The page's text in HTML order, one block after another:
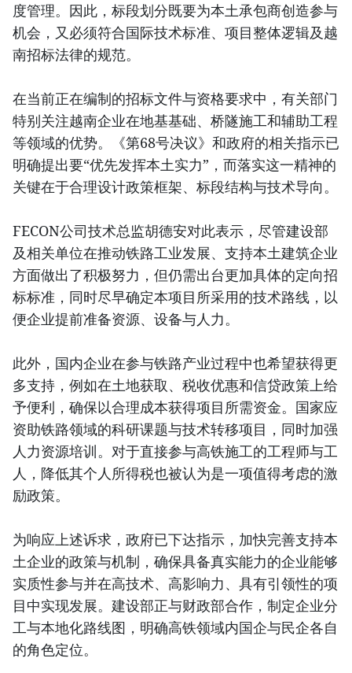
度管理。因此，标段划分既要为本土承包商创造参与
机会，又必须符合国际技术标准、项目整体逻辑及越
南招标法律的规范。
在当前正在编制的招标文件与资格要求中，有关部门
特别关注越南企业在地基基础、桥隧施工和辅助工程
等领域的优势。《第68号决议》和政府的相关指示已
明确提出要“优先发挥本土实力”，而落实这一精神的
关键在于合理设计政策框架、标段结构与技术导向。
FECON公司技术总监胡德安对此表示，尽管建设部
及相关单位在推动铁路工业发展、支持本土建筑企业
方面做出了积极努力，但仍需出台更加具体的定向招
标标准，同时尽早确定本项目所采用的技术路线，以
便企业提前准备资源、设备与人力。
此外，国内企业在参与铁路产业过程中也希望获得更
多支持，例如在土地获取、税收优惠和信贷政策上给
予便利，确保以合理成本获得项目所需资金。国家应
资助铁路领域的科研课题与技术转移项目，同时加强
人力资源培训。对于直接参与高铁施工的工程师与工
人，降低其个人所得税也被认为是一项值得考虑的激
励政策。
为响应上述诉求，政府已下达指示，加快完善支持本
土企业的政策与机制，确保具备真实能力的企业能够
实质性参与并在高技术、高影响力、具有引领性的项
目中实现发展。建设部正与财政部合作，制定企业分
工与本地化路线图，明确高铁领域内国企与民企各自
的角色定位。